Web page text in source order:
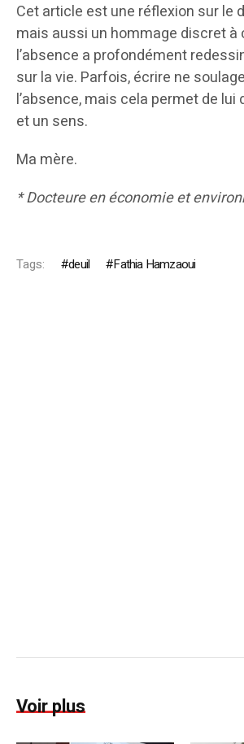
Cet article est une réflexion sur le
mais aussi un hommage discret à
l’absence a profondément
sur la vie. Parfois, écrire ne
l’absence, mais cela permet de lui
et un sens.
Ma mère.
* Docteure en économie et
Tags: deuil Fathia Hamzaoui
Voir plus